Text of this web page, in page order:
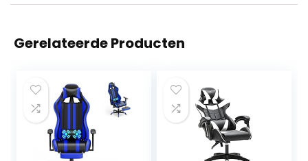
Gerelateerde Producten